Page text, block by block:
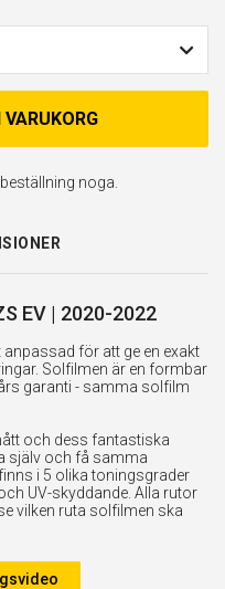
VARUKORG
noga.
EV | 2020-2022
för att ge en exakt
Solfilmen är en formbar
garanti - samma solfilm
och dess fantastiska
själv och få samma
i 5 olika toningsgrader
UV-skyddande. Alla rutor
vilken ruta solfilmen ska